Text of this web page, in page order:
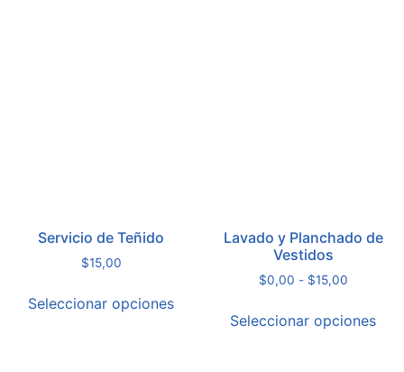
Servicio de Teñido
$15,00
Seleccionar opciones
Lavado y Planchado de
Vestidos
$0,00 - $15,00
Seleccionar opciones